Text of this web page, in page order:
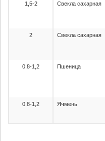
1,5-2 Свекла сахарная
2 Свекла сахарная
0,8-1,2 Пшеница
0,8-1,2 Ячмень